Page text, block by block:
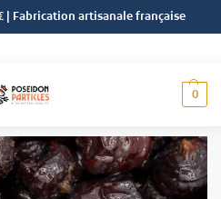
| Fabrication artisanale française
0